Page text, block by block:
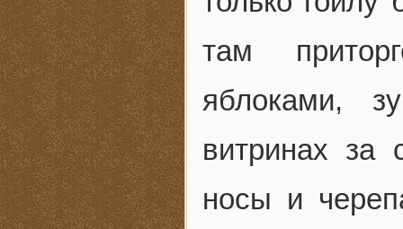
там
яблоками,
витринах за
носы и